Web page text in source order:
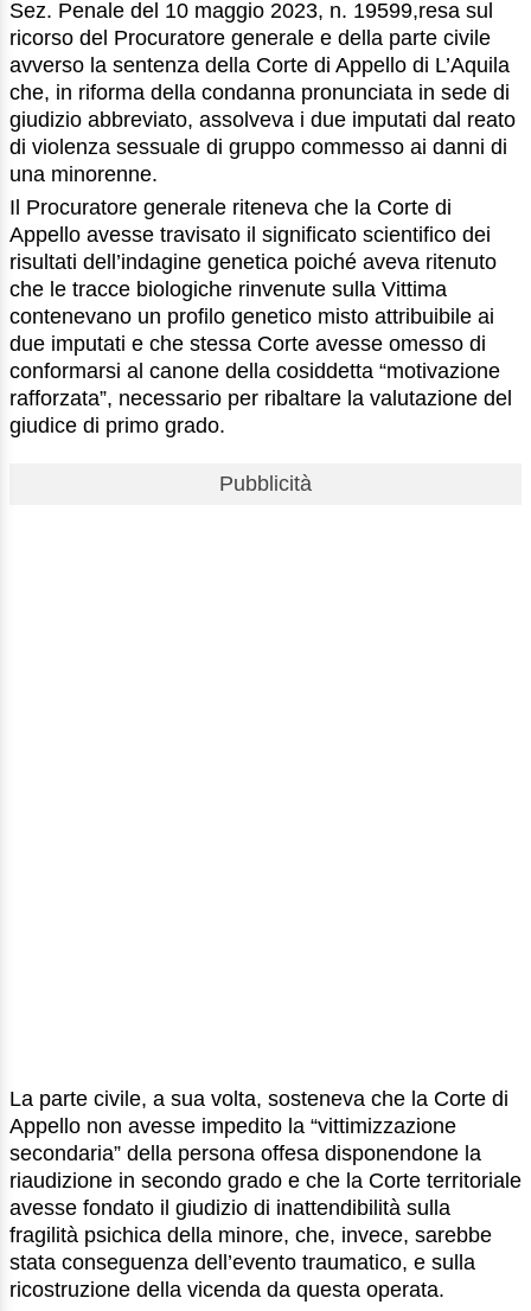
Sez. Penale del 10 maggio 2023, n. 19599,resa sul
ricorso del Procuratore generale e della parte civile
avverso la sentenza della Corte di Appello di L’Aquila
che, in riforma della condanna pronunciata in sede di
giudizio abbreviato, assolveva i due imputati dal reato
di violenza sessuale di gruppo commesso ai danni di
una minorenne.
Il Procuratore generale riteneva che la Corte di
Appello avesse travisato il significato scientifico dei
risultati dell’indagine genetica poiché aveva ritenuto
che le tracce biologiche rinvenute sulla Vittima
contenevano un profilo genetico misto attribuibile ai
due imputati e che stessa Corte avesse omesso di
conformarsi al canone della cosiddetta “motivazione
rafforzata”, necessario per ribaltare la valutazione del
giudice di primo grado.
Pubblicità
La parte civile, a sua volta, sosteneva che la Corte di
Appello non avesse impedito la “vittimizzazione
secondaria” della persona offesa disponendone la
riaudizione in secondo grado e che la Corte territoriale
avesse fondato il giudizio di inattendibilità sulla
fragilità psichica della minore, che, invece, sarebbe
stata conseguenza dell’evento traumatico, e sulla
ricostruzione della vicenda da questa operata.